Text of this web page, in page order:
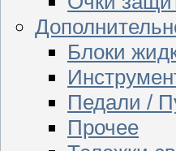
Блоки
Педали /
Прочее